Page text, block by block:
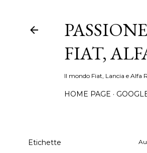
FIAT,
Il mondo Fiat, Lancia e
HOME PAGE
Etichette